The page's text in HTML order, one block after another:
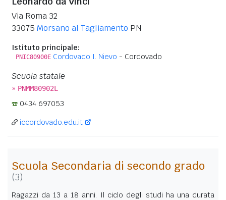
Via Roma 32
33075 Morsano al Tagliamento PN
Istituto principale:
PNIC80900E Cordovado I. Nievo - Cordovado
Scuola statale
» PNMM80902L
0434 697053
iccordovado.edu.it
Scuola Secondaria di secondo grado
(3)
Ragazzi da 13 a 18 anni. Il ciclo degli studi ha una durata